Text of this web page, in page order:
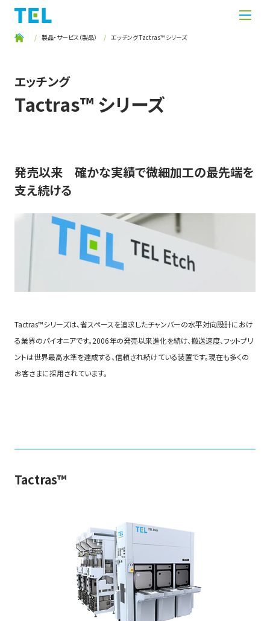
製品・サービス（製品） エッチング Tactras™ シリーズ
エッチング
Tactras™ シリーズ
発売以来 確かな実績で微細加工の最先端を
支え続ける
Tactras™シリーズは、省スペースを追求したチャンバーの水平対向設計におけ
る業界のパイオニアです。2006年の発売以来進化を続け、搬送速度、フットプリ
ントは世界最高水準を達成する、信頼され続けている装置です。現在も多くの
お客さまに採用されています。
Tactras™